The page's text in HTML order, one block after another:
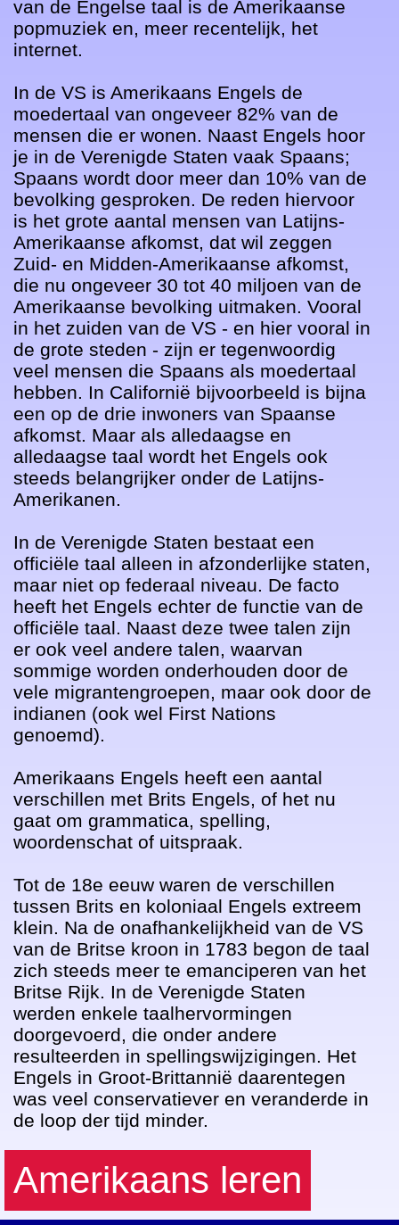
van de Engelse taal is de Amerikaanse
popmuziek en, meer recentelijk, het
internet.
In de VS is Amerikaans Engels de
moedertaal van ongeveer 82% van de
mensen die er wonen. Naast Engels hoor
je in de Verenigde Staten vaak Spaans;
Spaans wordt door meer dan 10% van de
bevolking gesproken. De reden hiervoor
is het grote aantal mensen van Latijns-
Amerikaanse afkomst, dat wil zeggen
Zuid- en Midden-Amerikaanse afkomst,
die nu ongeveer 30 tot 40 miljoen van de
Amerikaanse bevolking uitmaken. Vooral
in het zuiden van de VS - en hier vooral in
de grote steden - zijn er tegenwoordig
veel mensen die Spaans als moedertaal
hebben. In Californië bijvoorbeeld is bijna
een op de drie inwoners van Spaanse
afkomst. Maar als alledaagse en
alledaagse taal wordt het Engels ook
steeds belangrijker onder de Latijns-
Amerikanen.
In de Verenigde Staten bestaat een
officiële taal alleen in afzonderlijke staten,
maar niet op federaal niveau. De facto
heeft het Engels echter de functie van de
officiële taal. Naast deze twee talen zijn
er ook veel andere talen, waarvan
sommige worden onderhouden door de
vele migrantengroepen, maar ook door de
indianen (ook wel First Nations
genoemd).
Amerikaans Engels heeft een aantal
verschillen met Brits Engels, of het nu
gaat om grammatica, spelling,
woordenschat of uitspraak.
Tot de 18e eeuw waren de verschillen
tussen Brits en koloniaal Engels extreem
klein. Na de onafhankelijkheid van de VS
van de Britse kroon in 1783 begon de taal
zich steeds meer te emanciperen van het
Britse Rijk. In de Verenigde Staten
werden enkele taalhervormingen
doorgevoerd, die onder andere
resulteerden in spellingswijzigingen. Het
Engels in Groot-Brittannië daarentegen
was veel conservatiever en veranderde in
Amerikaans leren